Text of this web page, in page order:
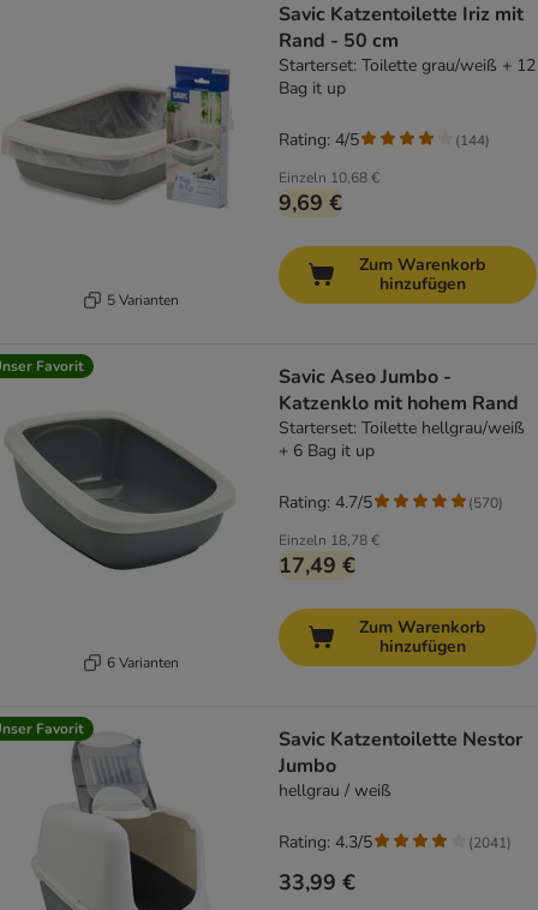
5 Varianten
Savic Katzentoilette Iriz mit
Rand - 50 cm
Starterset: Toilette grau/weiß + 12
Bag it up
Einzeln 10,68 €
9,69 €
Rating: 4/5 (144)
Zum Warenkorb
hinzufügen
Favorit
6 Varianten
Savic Aseo Jumbo -
Katzenklo mit hohem Rand
Starterset: Toilette hellgrau/weiß
+ 6 Bag it up
Einzeln 18,78 €
17,49 €
Rating: 4.7/5 (570)
Zum Warenkorb
hinzufügen
Favorit
Savic Katzentoilette Nestor
Jumbo
hellgrau / weiß
33,99 €
Rating: 4.3/5 (2041)